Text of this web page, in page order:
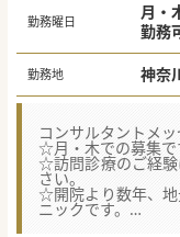
勤務曜日
月・
勤務
勤務地
コンサルタントメ
☆月・木での募集で
☆訪問診療のご経験
さい。
☆開院より数年、地
ニックです。
☆隔週・半日勤務の